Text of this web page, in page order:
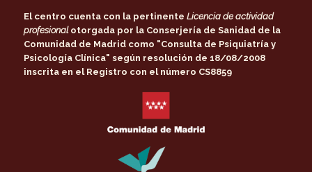
El centro cuenta con la pertinente Licencia de actividad
profesionalotorgada por la Conserjería de Sanidad de la
Comunidad de Madridcomo "Consulta de Psiquiatría y
Psicología Clínica" según resolución de 18/08/2008
inscrita en el Registro con el número CS8859